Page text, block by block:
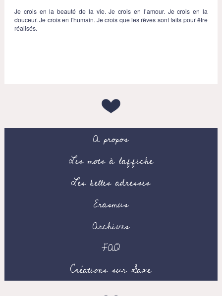
Je crois en la beauté de la vie. Je crois en l’amour. Je crois en la
douceur. Je crois en l'humain. Je crois que les rêves sont faits pour être
réalisés.
A propos
Les mots à l’affiche
Les belles adresses
Erasmus
Archives
FAQ
Créations sur Saxe